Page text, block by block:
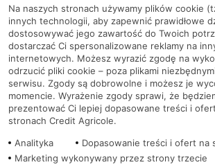
RODO
Regulamin serwisu
Mapa serwisu
PolitykaCookies
Na naszych stronach używamy plików cookie
innych technologii, aby zapewnić prawidłowe
dostosowywać jego zawartość do Twoich
dostarczać Ci spersonalizowane reklamy na
internetowych. Możesz wyrazić zgodę na
odrzucić pliki cookie – poza plikami
serwisu. Zgody są dobrowolne i możesz je
momencie. Wyrażenie zgody sprawi, że
prezentować Ci lepiej dopasowane treści i
stronach Credit Agricole.
Analityka
Dopasowanie treści i ofert na
Marketing wykonywany przez strony trzecie